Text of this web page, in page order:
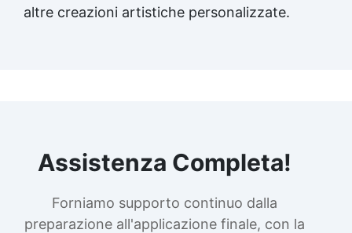
altre creazioni artistiche personalizzate.
Assistenza Completa!
Forniamo supporto continuo dalla
preparazione all'applicazione finale, con la